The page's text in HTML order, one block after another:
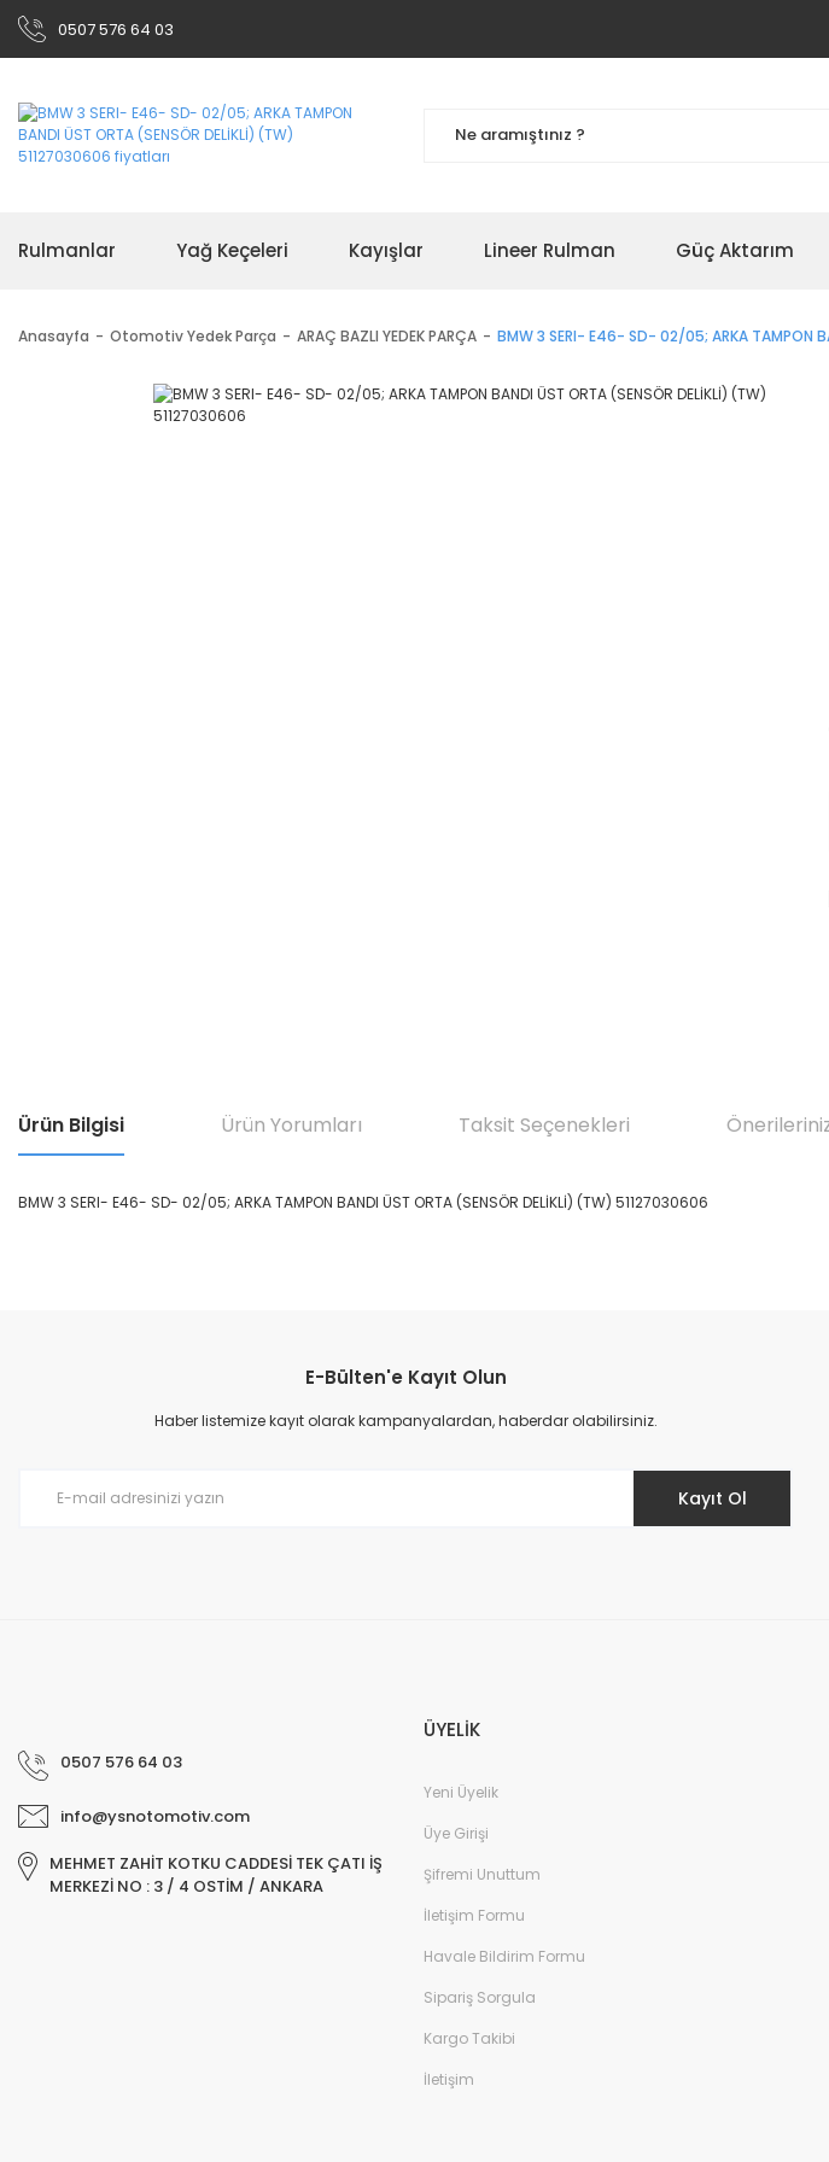
0507 576 64 03
Rulmanlar Yağ Keçeleri Kayışlar Lineer Rulman Güç Aktarım
Anasayfa Otomotiv Yedek Parça ARAÇ BAZLI YEDEK PARÇA BMW 3 SERI- E46- SD- 02/05; ARKA TAMPON
Ürün Bilgisi Ürün Yorumları Taksit Seçenekleri
BMW 3 SERI- E46- SD- 02/05; ARKA TAMPON BANDI ÜST ORTA (SENSÖR DELİKLİ) (TW) 51127030606
Ürün resmi kalitesiz, bozuk veya görüntülenemiyor.
Ürün açıklamasında eksik bilgiler bulunuyor.
E-Bülten'e Kayıt Olun
Haber listemize kayıt olarak kampanyalardan, haberdar olabilirsiniz.
Kayıt Ol
0507 576 64 03
info@ysnotomotiv.com
MEHMET ZAHİT KOTKU CADDESİ TEK ÇATI İŞ
MERKEZİ NO : 3 / 4 OSTİM / ANKARA
ÜYELİK
Yeni Üyelik
Üye Girişi
Şifremi Unuttum
İletişim Formu
Havale Bildirim Formu
Sipariş Sorgula
Kargo Takibi
İletişim